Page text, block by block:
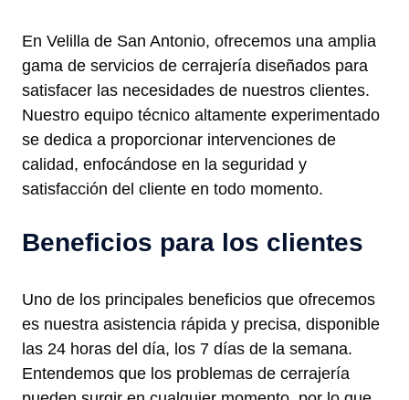
En Velilla de San Antonio, ofrecemos una amplia
gama de servicios de cerrajería diseñados para
satisfacer las necesidades de nuestros clientes.
Nuestro equipo técnico altamente experimentado
se dedica a proporcionar intervenciones de
calidad, enfocándose en la seguridad y
satisfacción del cliente en todo momento.
Beneficios para los clientes
Uno de los principales beneficios que ofrecemos
es nuestra asistencia rápida y precisa, disponible
las 24 horas del día, los 7 días de la semana.
Entendemos que los problemas de cerrajería